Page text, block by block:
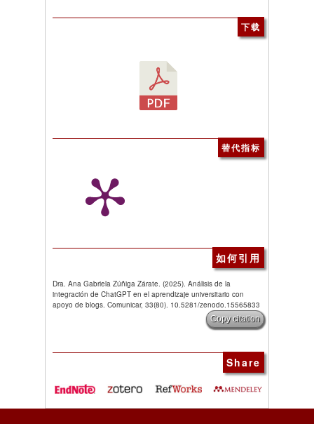
下载
替代指标
如何引用
Dra. Ana Gabriela Zúñiga Zárate. (2025). Análisis de la
integración de ChatGPT en el aprendizaje universitario con
apoyo de blogs. Comunicar, 33(80). 10.5281/zenodo.15565833
Copy citation
Share